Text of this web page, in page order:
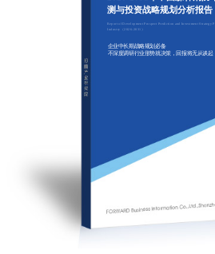
测与投资战略规划分析报告
Report of Development Prospect Prediction and Investment Strategy
Industry（2026-2031）
企业中长期战略规划必备
不深度调研行业形势就决策，回报将无从谈起